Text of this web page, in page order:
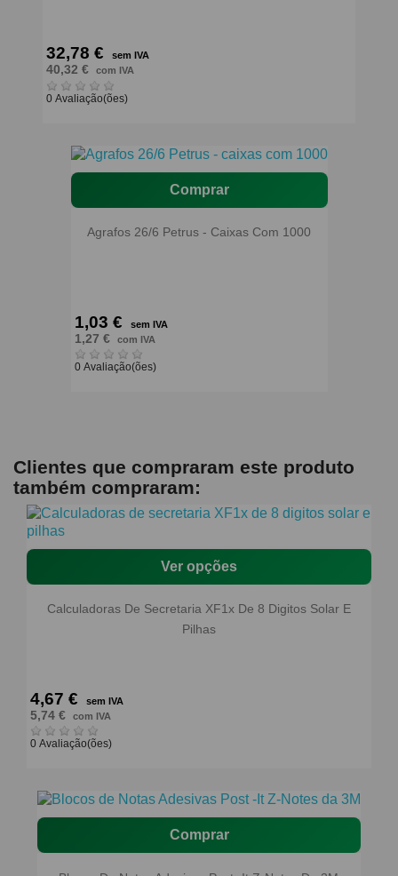
32,78 € sem IVA
40,32 € com IVA
0 Avaliação(ões)
Comprar
Agrafos 26/6 Petrus - Caixas Com 1000
1,03 € sem IVA
1,27 € com IVA
0 Avaliação(ões)
Clientes que compraram este produto
também compraram:
Ver opções
Calculadoras De Secretaria XF1x De 8 Digitos Solar E
Pilhas
4,67 € sem IVA
5,74 € com IVA
0 Avaliação(ões)
Comprar